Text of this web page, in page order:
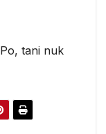
Po, tani nuk